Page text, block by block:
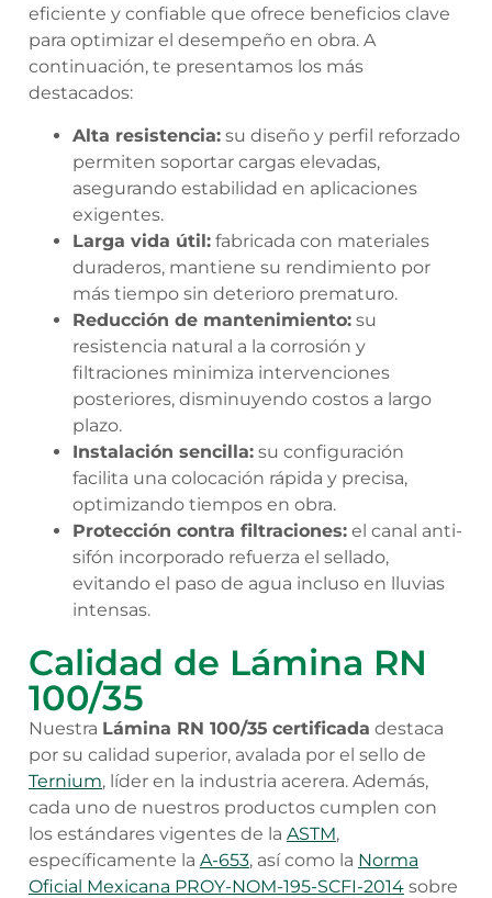
eficiente y confiable que ofrece beneficios clave
para optimizar el desempeño en obra. A
continuación, te presentamos los más
destacados:
Alta resistencia: su diseño y perfil reforzado
permiten soportar cargas elevadas,
asegurando estabilidad en aplicaciones
exigentes.
Larga vida útil: fabricada con materiales
duraderos, mantiene su rendimiento por
más tiempo sin deterioro prematuro.
Reducción de mantenimiento: su
resistencia natural a la corrosión y
filtraciones minimiza intervenciones
posteriores, disminuyendo costos a largo
plazo.
Instalación sencilla: su configuración
facilita una colocación rápida y precisa,
optimizando tiempos en obra.
Protección contra filtraciones: el canal anti-
sifón incorporado refuerza el sellado,
evitando el paso de agua incluso en lluvias
intensas.
Calidad de Lámina RN
100/35
Nuestra Lámina RN 100/35 certificada destaca
por su calidad superior, avalada por el sello de
Ternium, líder en la industria acerera. Además,
cada uno de nuestros productos cumplen con
los estándares vigentes de la ASTM,
específicamente la A-653, así como la Norma
Oficial Mexicana PROY-NOM-195-SCFI-2014 sobre